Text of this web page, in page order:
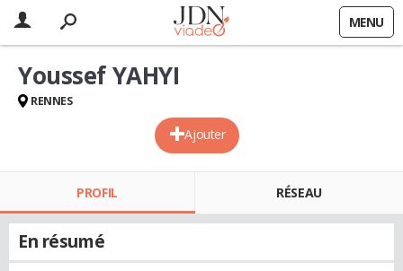
MENU
Ajouter
Youssef YAHYI
RENNES
PROFIL RÉSEAU
En résumé